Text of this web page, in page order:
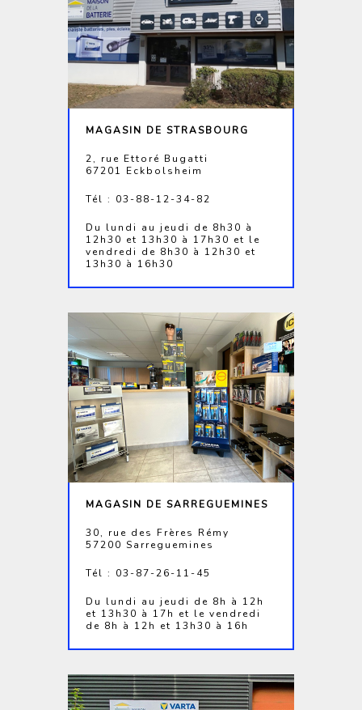
MAGASIN DE STRASBOURG
2, rue Ettoré Bugatti
67201 Eckbolsheim
Tél : 03-88-12-34-82
Du lundi au jeudi de 8h30 à
12h30 et 13h30 à 17h30 et le
vendredi de 8h30 à 12h30 et
13h30 à 16h30
MAGASIN DE SARREGUEMINES
30, rue des Frères Rémy
57200 Sarreguemines
Tél : 03-87-26-11-45
Du lundi au jeudi de 8h à 12h
et 13h30 à 17h et le vendredi
de 8h à 12h et 13h30 à 16h